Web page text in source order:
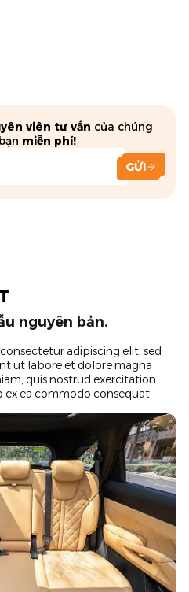
viên tư vấn của chúng
miễn phí!
GỬI
nguyên bản.
adipiscing elit, sed
ut labore et dolore magna
quis nostrud exercitation
ea commodo consequat.